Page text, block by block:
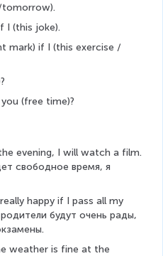
tomorrow).
I (this joke).
mark) if I (this exercise /
(free time)?
evening, I will watch a film.
свободное время, я
happy if I pass all my
будут очень рады,
weather is fine at the